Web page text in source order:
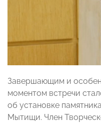
Завершающим и
моментом встречи
об установке
Мытищи. Член